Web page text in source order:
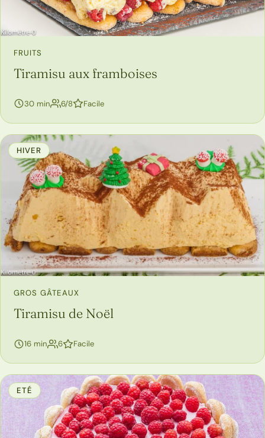
FRUITS
Tiramisu aux framboises
30 min 6/8personnes
Facile
HIVER
GROS GÂTEAUX
Tiramisu de Noël
16 min 6personnes
Facile
ETÉ